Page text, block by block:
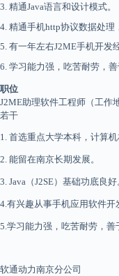
3. 精通Java语言和设计模式。
4. 精通手机http协议数据处理
5. 有一年左右J2ME手机开发
6. 学习能力强，吃苦耐劳，善
职位
J2ME助理软件工程师（工作
若干
1. 首选重点大学本科，计算
2. 能留在南京长期发展。
3. Java （J2SE） 基础功底良好
4. 有兴趣从事手机应用软件开
5. 学习能力强，吃苦耐劳，善
软通动力南京分公司